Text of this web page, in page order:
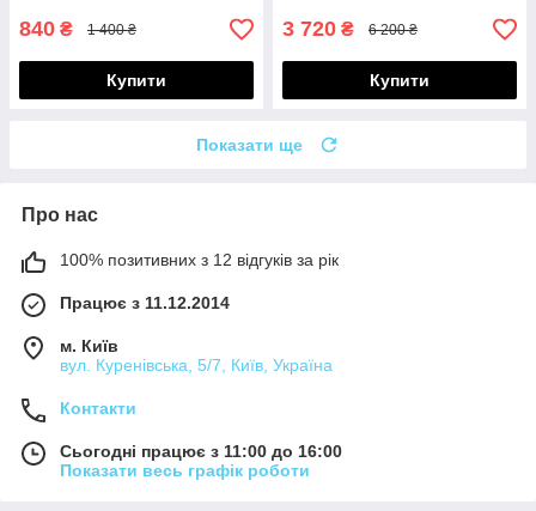
840 ₴ 1 400 ₴
Купити
3 720 ₴ 6 200 ₴
Купити
Показати ще
Про нас
100% позитивних з 12 відгуків за рік
Працює з 11.12.2014
м. Київ
вул. Куренівська, 5/7, Київ, Україна
Контакти
Сьогодні працює з 11:00 до 16:00
Показати весь графік роботи